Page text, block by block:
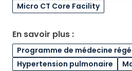
Micro CT Core Facility
En savoir plus :
Programme de médecine
Hypertension pulmonaire